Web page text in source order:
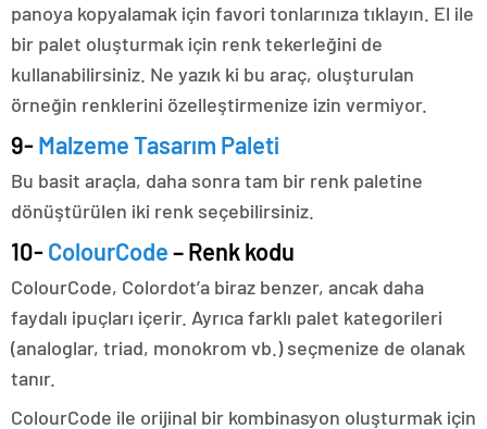
panoya kopyalamak için favori tonlarınıza tıklayın. El ile
bir palet oluşturmak için renk tekerleğini de
kullanabilirsiniz. Ne yazık ki bu araç, oluşturulan
örneğin renklerini özelleştirmenize izin vermiyor.
9-Malzeme Tasarım Paleti
Bu basit araçla, daha sonra tam bir renk paletine
dönüştürülen iki renk seçebilirsiniz.
10-ColourCode– Renk kodu
ColourCode, Colordot’a biraz benzer, ancak daha
faydalı ipuçları içerir. Ayrıca farklı palet kategorileri
(analoglar, triad, monokrom vb.) seçmenize de olanak
tanır.
ColourCode ile orijinal bir kombinasyon oluşturmak için